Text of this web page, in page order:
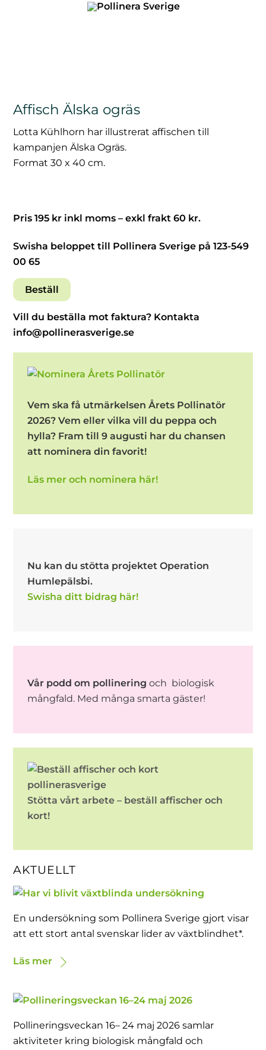
Affisch Älska ogräs
Lotta Kühlhorn har illustrerat affischen till
kampanjen Älska Ogräs.
Format 30 x 40 cm.
Pris 195 kr inkl moms – exkl frakt 60 kr.
Swisha beloppet till Pollinera Sverige på 123-549
00 65
Beställ
Vill du beställa mot faktura? Kontakta
info@pollinerasverige.se
Vem ska få utmärkelsen Årets Pollinatör
2026? Vem eller vilka vill du peppa och
hylla? Fram till 9 augusti har du chansen
att nominera din favorit!
Läs mer och nominera här!
Nu kan du stötta projektet Operation
Humlepälsbi.
Swisha ditt bidrag här!
Vår podd om pollinering och biologisk
mångfald. Med många smarta gäster!
Stötta vårt arbete – beställ affischer och
kort!
AKTUELLT
En undersökning som Pollinera Sverige gjort visar
att ett stort antal svenskar lider av växtblindhet*.
Läs mer
Pollineringsveckan 16– 24 maj 2026 samlar
aktiviteter kring biologisk mångfald och